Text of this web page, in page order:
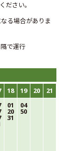
ださい。
る場合がありま
で運行
18 19 20 21
01
20
31
04
50